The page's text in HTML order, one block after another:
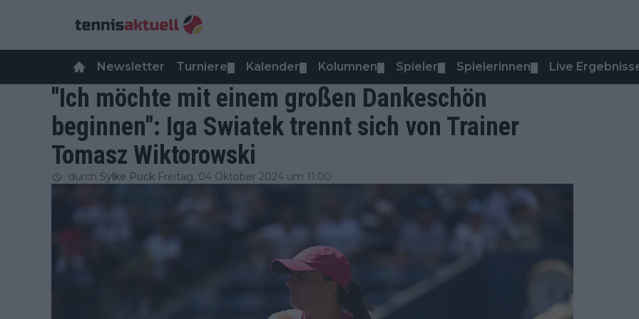
Newsletter Turniere Kalender Kolumnen Spieler Spielerinnen Live
"Ich möchte mit einem großen Dankeschön
beginnen": Iga Swiatek trennt sich von Trainer
Tomasz Wiktorowski
durch Sylke Puck Freitag, 04 Oktober 2024 um 11:00